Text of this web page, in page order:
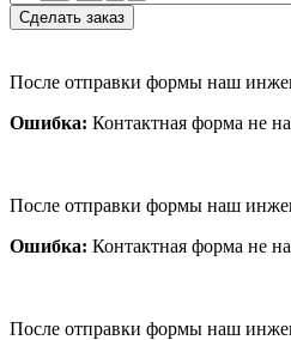
После отправки формы наш
Ошибка: Контактная форма не
После отправки формы наш
Ошибка: Контактная форма не
После отправки формы наш